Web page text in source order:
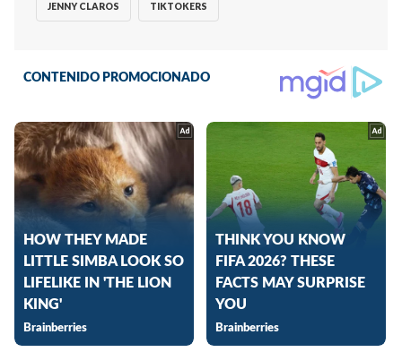
JENNY CLAROS TIKTOKERS